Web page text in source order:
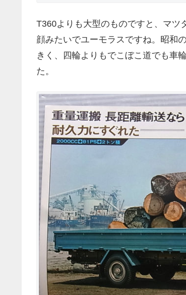
T360よりも大型のものですと、マツ
顔みたいでユーモラスですね。昭和
きく、四輪よりもでこぼこ道でも車
た。